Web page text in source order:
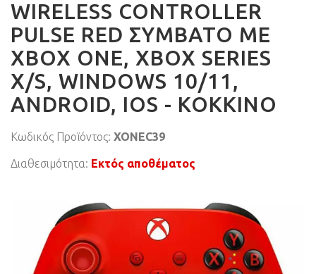
WIRELESS CONTROLLER
PULSE RED ΣΥΜΒΑΤΌ ΜΕ
XBOX ONE, XBOX SERIES
X/S, WINDOWS 10/11,
ANDROID, IOS - ΚΌΚΚΙΝΟ
Κωδικός Προϊόντος: XONEC39
Διαθεσιμότητα: Εκτός αποθέματος